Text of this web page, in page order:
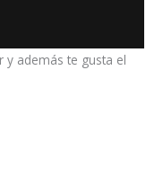
y además te gusta el